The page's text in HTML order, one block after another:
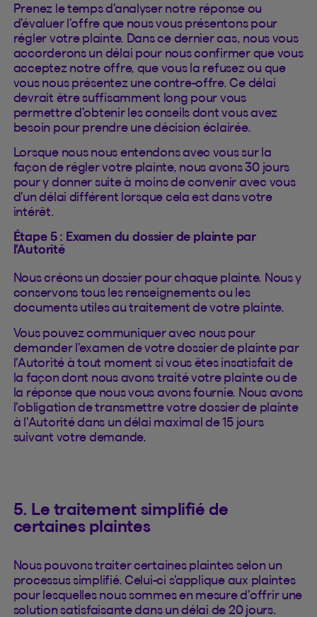
Prenez le temps d’analyser notre réponse ou
d’évaluer l’offre que nous vous présentons pour
régler votre plainte. Dans ce dernier cas, nous vous
accorderons un délai pour nous confirmer que vous
acceptez notre offre, que vous la refusez ou que
vous nous présentez une contre-offre. Ce délai
devrait être suffisamment long pour vous
permettre d’obtenir les conseils dont vous avez
besoin pour prendre une décision éclairée.
Lorsque nous nous entendons avec vous sur la
façon de régler votre plainte, nous avons 30 jours
pour y donner suite à moins de convenir avec vous
d’un délai différent lorsque cela est dans votre
intérêt.
Étape 5 : Examen du dossier de plainte par
l’Autorité
Nous créons un dossier pour chaque plainte. Nous y
conservons tous les renseignements ou les
documents utiles au traitement de votre plainte.
Vous pouvez communiquer avec nous pour
demander l’examen de votre dossier de plainte par
l’Autorité à tout moment si vous êtes insatisfait de
la façon dont nous avons traité votre plainte ou de
la réponse que nous vous avons fournie. Nous avons
l’obligation de transmettre votre dossier de plainte
à l’Autorité dans un délai maximal de 15 jours
suivant votre demande.
5. Le traitement simplifié de
certaines plaintes
Nous pouvons traiter certaines plaintes selon un
processus simplifié. Celui-ci s’applique aux plaintes
pour lesquelles nous sommes en mesure d’offrir une
solution satisfaisante dans un délai de 20 jours.